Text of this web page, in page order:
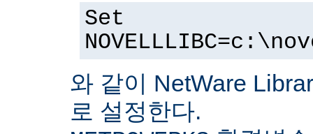
Set
와 같이 NetWare
로 설정한다.